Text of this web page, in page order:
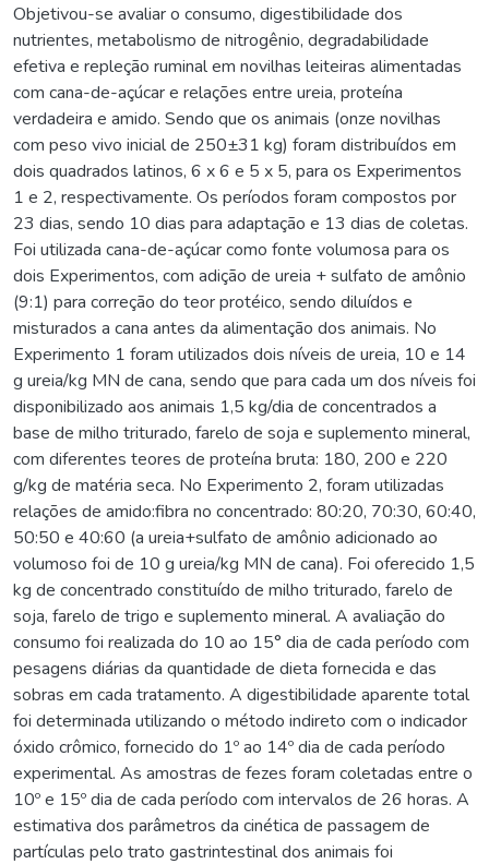
Objetivou-se avaliar o consumo, digestibilidade dos
nutrientes, metabolismo de nitrogênio, degradabilidade
efetiva e repleção ruminal em novilhas leiteiras alimentadas
com cana-de-açúcar e relações entre ureia, proteína
verdadeira e amido. Sendo que os animais (onze novilhas
com peso vivo inicial de 250±31 kg) foram distribuídos em
dois quadrados latinos, 6 x 6 e 5 x 5, para os Experimentos
1 e 2, respectivamente. Os períodos foram compostos por
23 dias, sendo 10 dias para adaptação e 13 dias de coletas.
Foi utilizada cana-de-açúcar como fonte volumosa para os
dois Experimentos, com adição de ureia + sulfato de amônio
(9:1) para correção do teor protéico, sendo diluídos e
misturados a cana antes da alimentação dos animais. No
Experimento 1 foram utilizados dois níveis de ureia, 10 e 14
g ureia/kg MN de cana, sendo que para cada um dos níveis foi
disponibilizado aos animais 1,5 kg/dia de concentrados a
base de milho triturado, farelo de soja e suplemento mineral,
com diferentes teores de proteína bruta: 180, 200 e 220
g/kg de matéria seca. No Experimento 2, foram utilizadas
relações de amido:fibra no concentrado: 80:20, 70:30, 60:40,
50:50 e 40:60 (a ureia+sulfato de amônio adicionado ao
volumoso foi de 10 g ureia/kg MN de cana). Foi oferecido 1,5
kg de concentrado constituído de milho triturado, farelo de
soja, farelo de trigo e suplemento mineral. A avaliação do
consumo foi realizada do 10 ao 15° dia de cada período com
pesagens diárias da quantidade de dieta fornecida e das
sobras em cada tratamento. A digestibilidade aparente total
foi determinada utilizando o método indireto com o indicador
óxido crômico, fornecido do 1º ao 14º dia de cada período
experimental. As amostras de fezes foram coletadas entre o
10º e 15º dia de cada período com intervalos de 26 horas. A
estimativa dos parâmetros da cinética de passagem de
partículas pelo trato gastrintestinal dos animais foi